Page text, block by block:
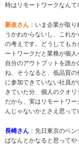
時はリモートワークなんて
新改さん ：いま企業が取
うかわからないし、これ
の考えです。どうしても
ートワークだと業務が個
自分のアウトプットを誰
ね、そうなると、低品質
に参加できていない社員
きていた分、個人のクオ
だから、実はリモートワ
んじゃないかとさえ思って
長崎さん ：先日東京のベ
ばなんとかなると思って